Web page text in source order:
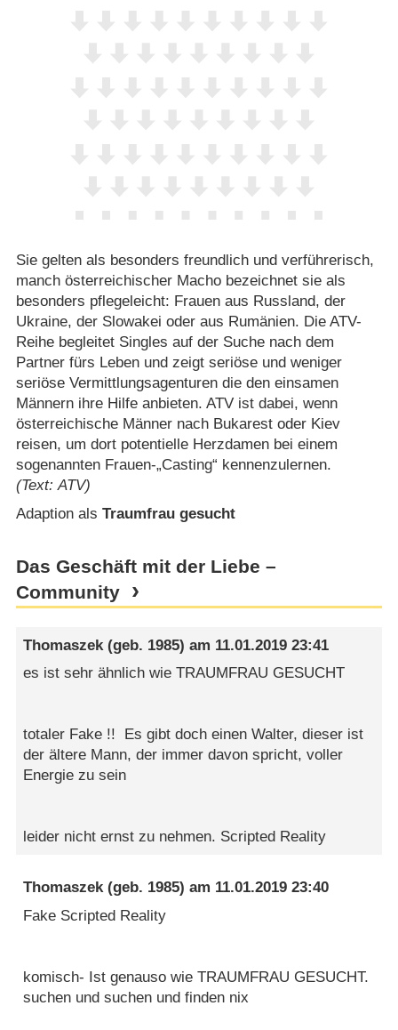
Sie gelten als besonders freundlich und verführerisch,
manch österreichischer Macho bezeichnet sie als
besonders pflegeleicht: Frauen aus Russland, der
Ukraine, der Slowakei oder aus Rumänien. Die ATV-
Reihe begleitet Singles auf der Suche nach dem
Partner fürs Leben und zeigt seriöse und weniger
seriöse Vermittlungsagenturen die den einsamen
Männern ihre Hilfe anbieten. ATV ist dabei, wenn
österreichische Männer nach Bukarest oder Kiev
reisen, um dort potentielle Herzdamen bei einem
sogenannten Frauen-„Casting“ kennenzulernen.
(Text: ATV)
Adaption als Traumfrau gesucht
Das Geschäft mit der Liebe –
Community
Thomaszek (geb. 1985) am 11.01.2019 23:41
es ist sehr ähnlich wie TRAUMFRAU GESUCHT
totaler Fake !! Es gibt doch einen Walter, dieser ist
der ältere Mann, der immer davon spricht, voller
Energie zu sein
leider nicht ernst zu nehmen. Scripted Reality
Thomaszek(geb. 1985) am 11.01.2019 23:40
Fake Scripted Reality
komisch- Ist genauso wie TRAUMFRAU GESUCHT.
suchen und suchen und finden nix